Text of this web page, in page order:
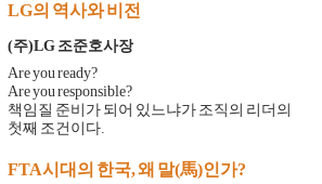
LG의 역사와 비전
(주)LG 조준호사장
Are you ready?
Are you responsible?
책임질 준비가 되어 있느냐가 조직의 리더의
첫째 조건이다.
FTA시대의 한국, 왜 말(馬)인가?